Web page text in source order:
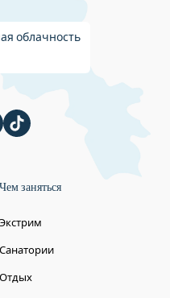
облачность
Чем заняться
Экстрим
Санатории
Отдых